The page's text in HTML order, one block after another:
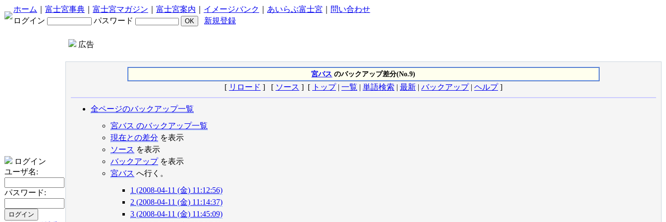
ホーム 富士宮事典 富士宮マガジン 富士宮案内 イメージバンク あいらぶ富士宮
問い合わせ
ログイン
パスワード 新規登録
ログイン
ユーザ名:
パスワード:
広告
宮バス のバックアップ差分(No.9)
[ リロード ] [ ソース ] [ トップ| 一覧 | 単語検索 | 最新 | バックアップ| ヘルプ]
全ページのバックアップ一覧
宮バス のバックアップ一覧
現在との差分 を表示
ソース を表示
バックアップを表示
宮バス へ行く。
1 (2008-04-11 (金) 11:12:56)
2 (2008-04-11 (金) 11:14:37)
3 (2008-04-11 (金) 11:45:09)